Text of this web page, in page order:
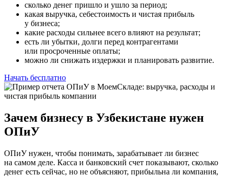
сколько денег пришло и ушло за период;
какая выручка, себестоимость и чистая прибыль
у бизнеса;
какие расходы сильнее всего влияют на результат;
есть ли убытки, долги перед контрагентами
или просроченные оплаты;
можно ли снижать издержки и планировать развитие.
Начать бесплатно
Зачем бизнесу в Узбекистане нужен
ОПиУ
ОПиУ нужен, чтобы понимать, зарабатывает ли бизнес
на самом деле. Касса и банковский счет показывают, сколько
денег есть сейчас, но не объясняют, прибыльна ли компания,